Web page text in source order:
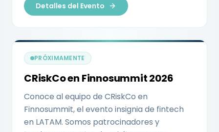
Detalles del Evento
PRÓXIMAMENTE
CRiskCo en Finnosummit 2026
Conoce al equipo de CRiskCo en
Finnosummit, el evento insignia de fintech
en LATAM. Somos patrocinadores y